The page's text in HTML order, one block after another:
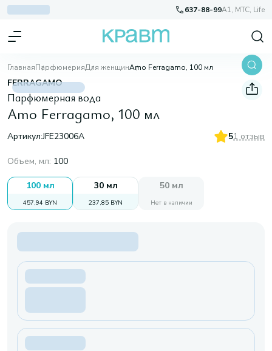
637-88-99A1, МТС, Life
ГлавнаяПарфюмерияДля женщинAmo Ferragamo, 100 мл
FERRAGAMO
Парфюмерная вода
Amo Ferragamo, 100 мл
Артикул:JFE23006A 51 отзыв
Объем, мл: 100
100 мл
457,94 BYN
30 мл
237,85 BYN
50 мл
Нет в наличии